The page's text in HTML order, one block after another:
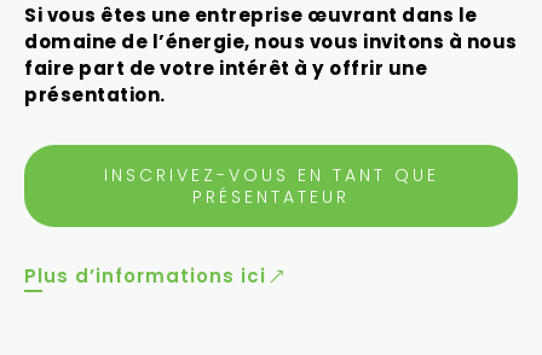
Si vous êtes une entreprise œuvrant dans le
domaine de l’énergie, nous vous invitons à nous
faire part de votre intérêt à y offrir une
présentation.
INSCRIVEZ-VOUS EN TANT QUE
PRÉSENTATEUR
Plus d’informations ici